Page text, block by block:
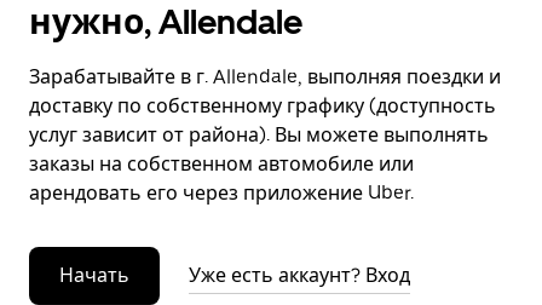
нужно, Allendale
Зарабатывайте в г. Allendale, выполняя поездки и
доставку по собственному графику (доступность
услуг зависит от района). Вы можете выполнять
заказы на собственном автомобиле или
арендовать его через приложение Uber.
Начать Уже есть аккаунт? Вход